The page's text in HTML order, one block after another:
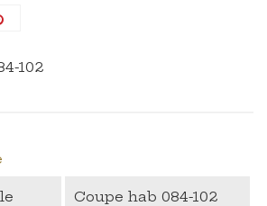
102
Coupe hab 084-102